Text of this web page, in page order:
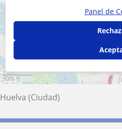
1 km
3000 ft
Huelva (Ciudad)
Panel de